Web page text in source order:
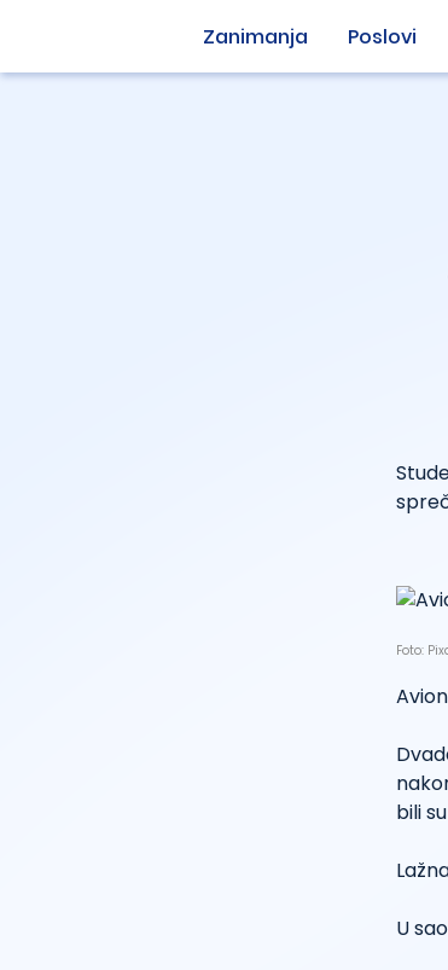
Zanimanja Poslovi
Foto:
bili
U